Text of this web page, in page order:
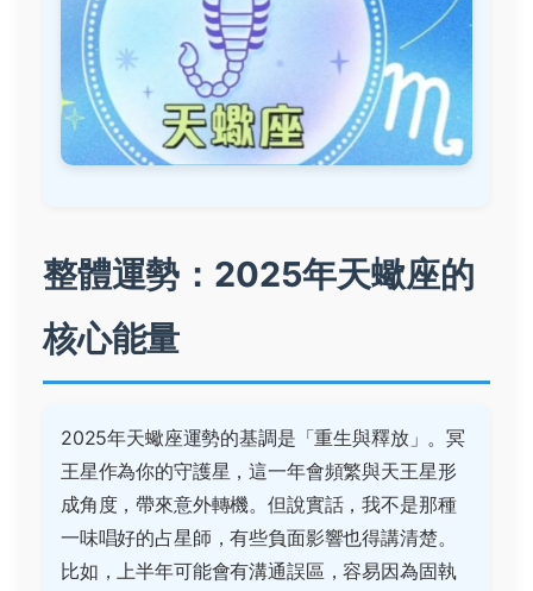
整體運勢：2025年天蠍座的
核心能量
2025年天蠍座運勢的基調是「重生與釋放」。冥
王星作為你的守護星，這一年會頻繁與天王星形
成角度，帶來意外轉機。但說實話，我不是那種
一味唱好的占星師，有些負面影響也得講清楚。
比如，上半年可能會有溝通誤區，容易因為固執